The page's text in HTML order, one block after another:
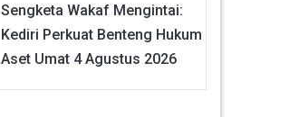
Sengketa Wakaf Mengintai:
Kediri Perkuat Benteng Hukum
Aset Umat 4 Agustus 2026